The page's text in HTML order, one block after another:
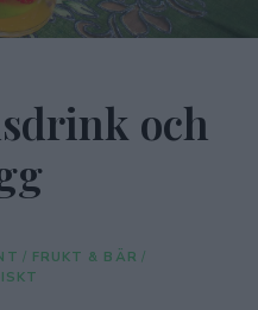
och
/ FRUKT & BÄR /